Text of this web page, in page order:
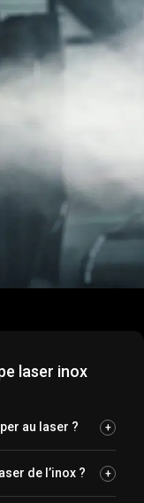
laser inox
au laser ? +
tôles fines offrent
de l’inox ? +